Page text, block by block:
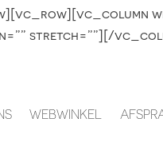
stretch=””][/
WEBWINKEL